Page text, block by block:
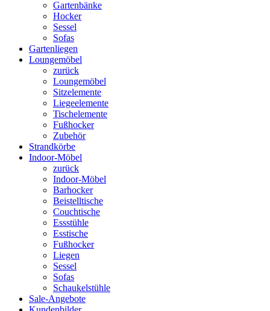
Gartenbänke
Hocker
Sessel
Sofas
Gartenliegen
Loungemöbel
zurück
Loungemöbel
Sitzelemente
Liegeelemente
Tischelemente
Fußhocker
Zubehör
Strandkörbe
Indoor-Möbel
zurück
Indoor-Möbel
Barhocker
Beistelltische
Couchtische
Essstühle
Esstische
Fußhocker
Liegen
Sessel
Sofas
Schaukelstühle
Sale-Angebote